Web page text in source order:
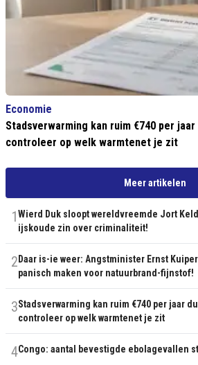
Economie
Stadsverwarming kan ruim €740 per
controleer op welk warmtenet je zit
Meer artikelen
1Wierd Duk sloopt wereldvreemde Jort
ijskoude zin over criminaliteit!
2 Daar is-ie weer: Angstminister Ernst
panisch maken voor natuurbrand-fijnstof!
3Stadsverwarming kan ruim €740 per jaar
controleer op welk warmtenet je zit
4Congo: aantal bevestigde ebolagevallen